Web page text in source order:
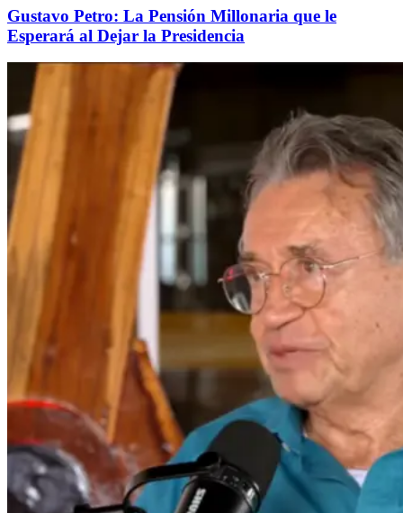
Gustavo Petro: La Pensión Millonaria que le
Esperará al Dejar la Presidencia